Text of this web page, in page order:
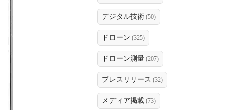
デジタル技術 (50)
ドローン (325)
ドローン測量 (207)
プレスリリース (32)
メディア掲載 (73)